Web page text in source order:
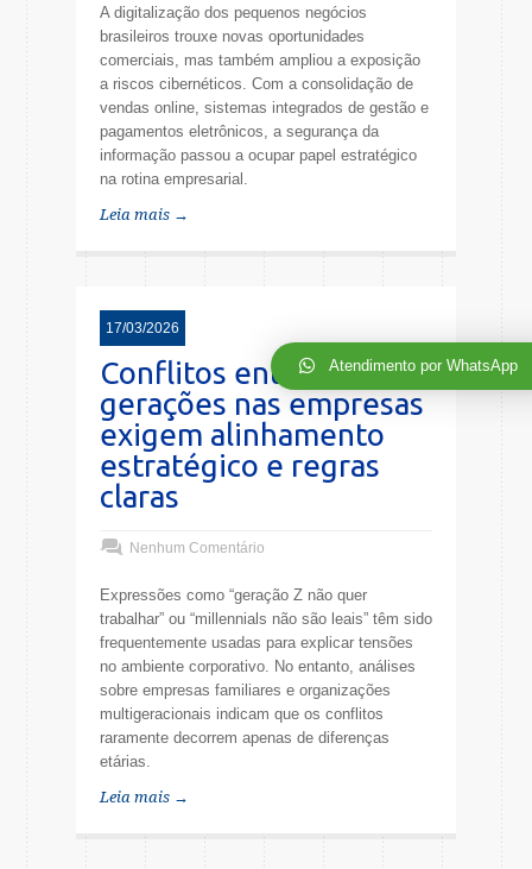
A digitalização dos pequenos negócios
brasileiros trouxe novas oportunidades
comerciais, mas também ampliou a exposição
a riscos cibernéticos. Com a consolidação de
vendas online, sistemas integrados de gestão e
pagamentos eletrônicos, a segurança da
informação passou a ocupar papel estratégico
na rotina empresarial.
Leia mais →
17/03/2026
Conflitos entre
gerações nas empresas
exigem alinhamento
estratégico e regras
claras
Nenhum Comentário
Expressões como “geração Z não quer
trabalhar” ou “millennials não são leais” têm sido
frequentemente usadas para explicar tensões
no ambiente corporativo. No entanto, análises
sobre empresas familiares e organizações
multigeracionais indicam que os conflitos
raramente decorrem apenas de diferenças
etárias.
Leia mais →
Atendimento por WhatsApp